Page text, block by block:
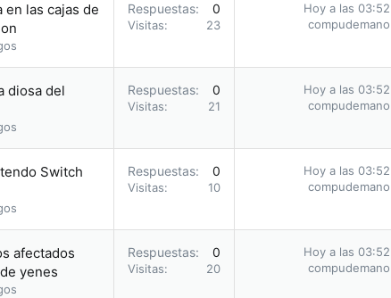
las cajas de
Respuestas 0
Visitas 23
Hoy a las 03:52
compudemano
diosa del
Respuestas 0
Visitas 21
Hoy a las 03:52
compudemano
Switch
Respuestas 0
Visitas 10
Hoy a las 03:52
compudemano
afectados
yenes
Respuestas 0
Visitas 20
Hoy a las 03:52
compudemano